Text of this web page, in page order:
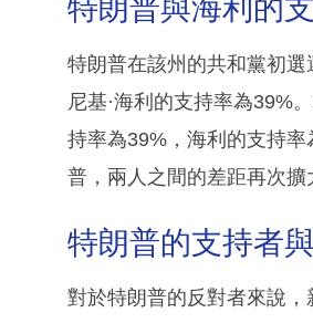
特朗普與海利的
特朗普在該州的共和黨初
尼基·海利的支持率為39%
持率為39%，海利的支持
普，兩人之間的差距再次擴
特朗普的支持者
對於特朗普的反對者來說，